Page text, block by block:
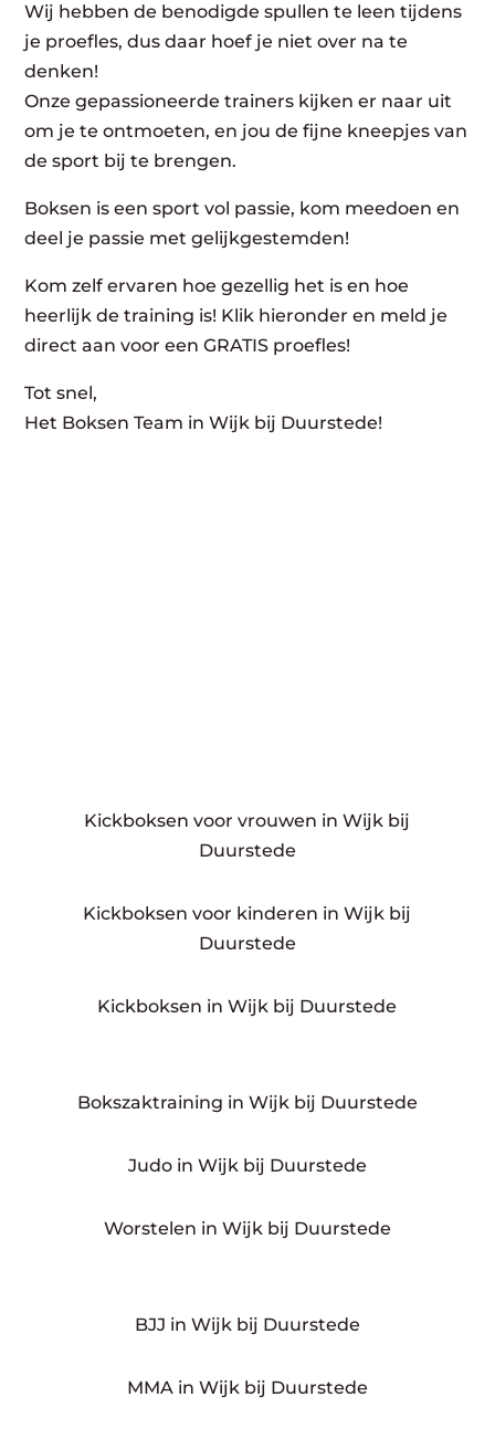
Wij hebben de benodigde spullen te leen tijdens
je proefles, dus daar hoef je niet over na te
denken!
Onze gepassioneerde trainers kijken er naar uit
om je te ontmoeten, en jou de fijne kneepjes van
de sport bij te brengen.
Boksen is een sport vol passie, kom meedoen en
deel je passie met gelijkgestemden!
Kom zelf ervaren hoe gezellig het is en hoe
heerlijk de training is! Klik hieronder en meld je
direct aan voor een GRATIS proefles!
Tot snel,
Het Boksen Team in Wijk bij Duurstede!
Kickboksen voor vrouwen in Wijk bij
Duurstede
Kickboksen voor kinderen in Wijk bij
Duurstede
Kickboksen in Wijk bij Duurstede
Bokszaktraining in Wijk bij Duurstede
Judo in Wijk bij Duurstede
Worstelen in Wijk bij Duurstede
BJJ in Wijk bij Duurstede
MMA in Wijk bij Duurstede